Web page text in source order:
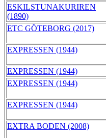
ESKILSTUNAKURIREN
(1890)
ETC GÖTEBORG (2017)
EXPRESSEN (1944)
EXPRESSEN (1944)
EXPRESSEN (1944)
EXPRESSEN (1944)
EXTRA BODEN (2008)